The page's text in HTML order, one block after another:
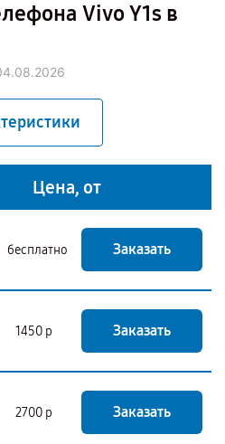
Vivo Y1s в
Цена, от
бесплатно Заказать
1450 р Заказать
2700 р Заказать